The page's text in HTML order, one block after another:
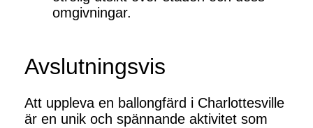
omgivningar.
Avslutningsvis
Att uppleva en ballongfärd i Charlottesville
är en unik och spännande aktivitet som